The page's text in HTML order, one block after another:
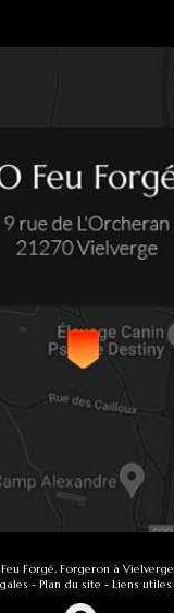
Forgé, Forgeron à Vielverge
- Plan du site - Liens utiles